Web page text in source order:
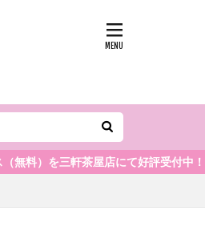
料）を三軒茶屋店にて好評受付中！